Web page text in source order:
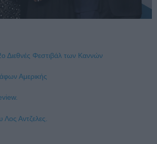
Διεθνές Φεστιβάλ των Καννών
Αμερικής
Λος Αντζελες.